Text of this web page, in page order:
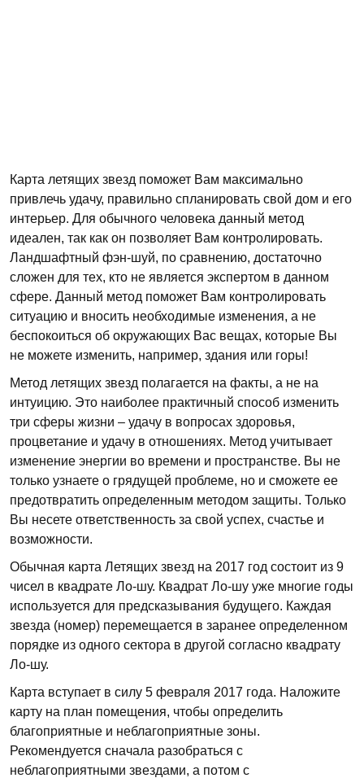
Карта летящих звезд поможет Вам максимально
привлечь удачу, правильно спланировать свой дом и его
интерьер. Для обычного человека данный метод
идеален, так как он позволяет Вам контролировать.
Ландшафтный фэн-шуй, по сравнению, достаточно
сложен для тех, кто не является экспертом в данном
сфере. Данный метод поможет Вам контролировать
ситуацию и вносить необходимые изменения, а не
беспокоиться об окружающих Вас вещах, которые Вы
не можете изменить, например, здания или горы!
Метод летящих звезд полагается на факты, а не на
интуицию. Это наиболее практичный способ изменить
три сферы жизни – удачу в вопросах здоровья,
процветание и удачу в отношениях. Метод учитывает
изменение энергии во времени и пространстве. Вы не
только узнаете о грядущей проблеме, но и сможете ее
предотвратить определенным методом защиты. Только
Вы несете ответственность за свой успех, счастье и
возможности.
Обычная карта Летящих звезд на 2017 год состоит из 9
чисел в квадрате Ло-шу. Квадрат Ло-шу уже многие годы
используется для предсказывания будущего. Каждая
звезда (номер) перемещается в заранее определенном
порядке из одного сектора в другой согласно квадрату
Ло-шу.
Карта вступает в силу 5 февраля 2017 года. Наложите
карту на план помещения, чтобы определить
благоприятные и неблагоприятные зоны.
Рекомендуется сначала разобраться с
неблагоприятными звездами, а потом с